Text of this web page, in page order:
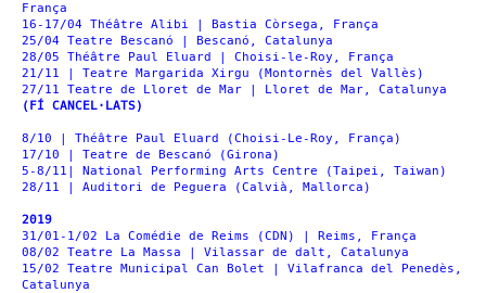
França
16-17/04 Théâtre Alibi | Bastia Còrsega, França
25/04 Teatre Bescanó | Bescanó, Catalunya
28/05 Théâtre Paul Eluard | Choisi-le-Roy, França
21/11 | Teatre Margarida Xirgu (Montornès del Vallès)
27/11 Teatre de Lloret de Mar | Lloret de Mar, Catalunya
(FÍ CANCEL·LATS)
8/10 | Théâtre Paul Eluard (Choisi-Le-Roy, França)
17/10 | Teatre de Bescanó (Girona)
5-8/11| National Performing Arts Centre (Taipei, Taiwan)
28/11 | Auditori de Peguera (Calvià, Mallorca)
2019
31/01-1/02 La Comédie de Reims (CDN) | Reims, França
08/02 Teatre La Massa | Vilassar de dalt, Catalunya
15/02 Teatre Municipal Can Bolet | Vilafranca del Penedès,
Catalunya